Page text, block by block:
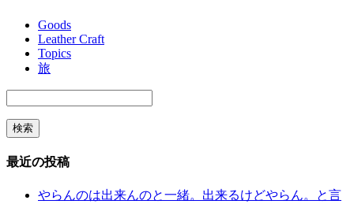
Goods
Leather Craft
Topics
旅
最近の投稿
やらんのは出来んのと一緒。出来るけどやらん。と言